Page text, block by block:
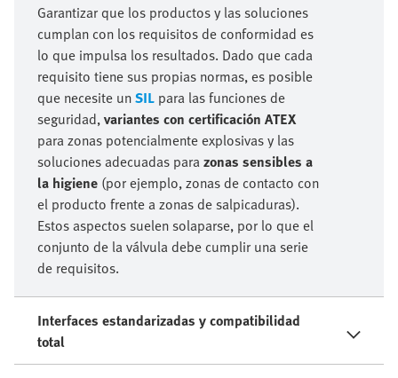
Garantizar que los productos y las soluciones
cumplan con los requisitos de conformidad es
lo que impulsa los resultados. Dado que cada
requisito tiene sus propias normas, es posible
que necesite unSIL para las funciones de
seguridad,variantes con certificación ATEX
para zonas potencialmente explosivas y las
soluciones adecuadas parazonas sensibles a
la higiene (por ejemplo, zonas de contacto con
el producto frente a zonas de salpicaduras).
Estos aspectos suelen solaparse, por lo que el
conjunto de la válvula debe cumplir una serie
de requisitos.
Interfaces estandarizadas y compatibilidad
total